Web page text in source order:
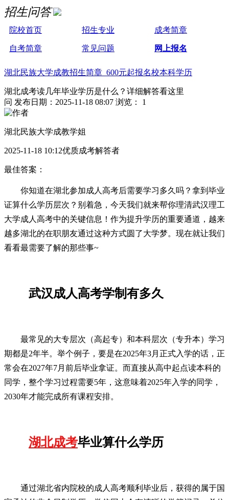
招生问答
院校首页 招生专业 成考简章
自考简章 常见问题 网上报名
湖北民族大学成教招生简章 600元起报名校本科学历
湖北成考读几年毕业学历是什么？详细解答看这里
问 发布日期：2025-11-18 08:07 浏览： 1
湖北民族大学成教学姐
2025-11-18 10:12优质成考解答者
最佳答案：
你知道在湖北参加成人高考后需要学习多久吗？拿到毕业
证算什么学历层次？别着急，今天我们就来帮你理清武汉理工
大学成人高考中的关键信息！作为提升学历的重要通道，越来
越多湖北的在职朋友通过这种方式圆了大学梦。现在就让我们
看看最需要了解的那些事~
武汉成人高考学制有多久
最常见的大专层次（高起专）和本科层次（专升本）学习
期都是2年半。举个例子，要是在2025年3月正式入学的话，正
常会在2027年7月前后毕业拿证。而直接从高中起点读本科的
同学，整个学习过程需要5年，这意味着2025年入学的同学，
2030年才能完成所有课程安排。
湖北成考毕业算什么学历
通过湖北省内院校的成人高考顺利毕业后，获得的属于国